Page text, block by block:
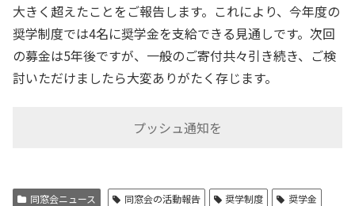
大きく超えたことをご報告します。これにより、今年度の
奨学制度では4名に奨学金を支給できる見通しです。次回
の募金は5年後ですが、一般のご寄付共々引き続き、ご検
討いただけましたら大変ありがたく存じます。
プッシュ通知を
同窓会ニュース 同窓会の活動報告 奨学制度
奨学金